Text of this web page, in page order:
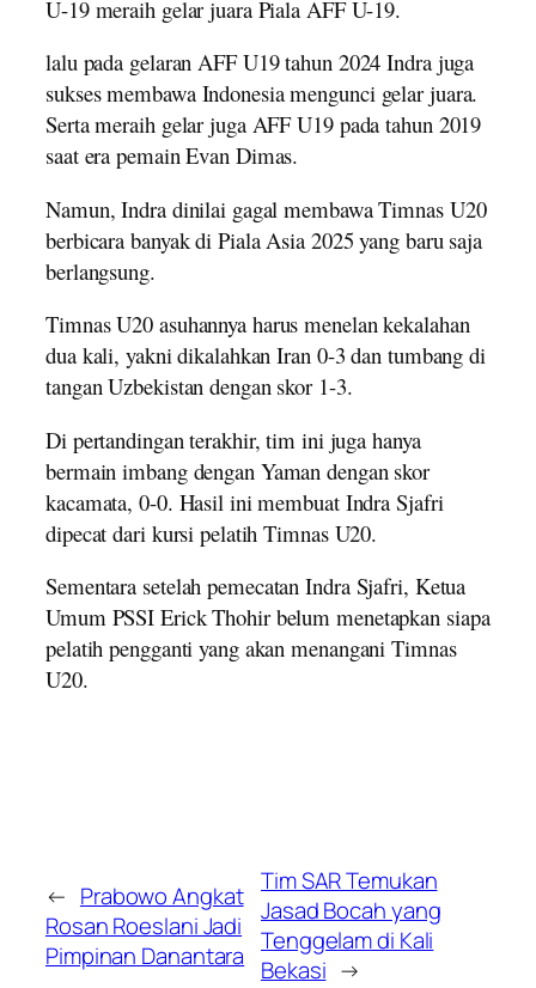
U-19 meraih gelar juara Piala AFF U-19.
lalu pada gelaran AFF U19 tahun 2024 Indra juga
sukses membawa Indonesia mengunci gelar juara.
Serta meraih gelar juga AFF U19 pada tahun 2019
saat era pemain Evan Dimas.
Namun, Indra dinilai gagal membawa Timnas U20
berbicara banyak di Piala Asia 2025 yang baru saja
berlangsung.
Timnas U20 asuhannya harus menelan kekalahan
dua kali, yakni dikalahkan Iran 0-3 dan tumbang di
tangan Uzbekistan dengan skor 1-3.
Di pertandingan terakhir, tim ini juga hanya
bermain imbang dengan Yaman dengan skor
kacamata, 0-0. Hasil ini membuat Indra Sjafri
dipecat dari kursi pelatih Timnas U20.
Sementara setelah pemecatan Indra Sjafri, Ketua
Umum PSSI Erick Thohir belum menetapkan siapa
pelatih pengganti yang akan menangani Timnas
U20.
← Prabowo Angkat
Rosan Roeslani Jadi
Pimpinan Danantara
Tim SAR Temukan
Jasad Bocah yang
Tenggelam di Kali
Bekasi →